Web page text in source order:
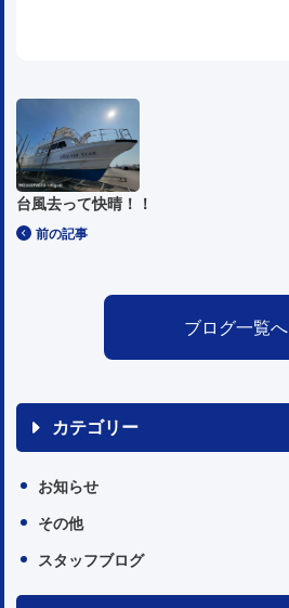
前の記事
台風去って快晴！！
ブログ一覧へ
カテゴリー
お知らせ
その他
スタッフブログ